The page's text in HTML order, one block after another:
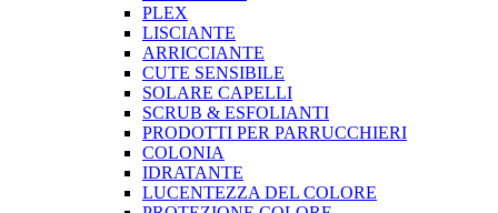
PLEX
LISCIANTE
ARRICCIANTE
CUTE SENSIBILE
SOLARE CAPELLI
SCRUB & ESFOLIANTI
PRODOTTI PER PARRUCCHIERI
COLONIA
IDRATANTE
LUCENTEZZA DEL COLORE